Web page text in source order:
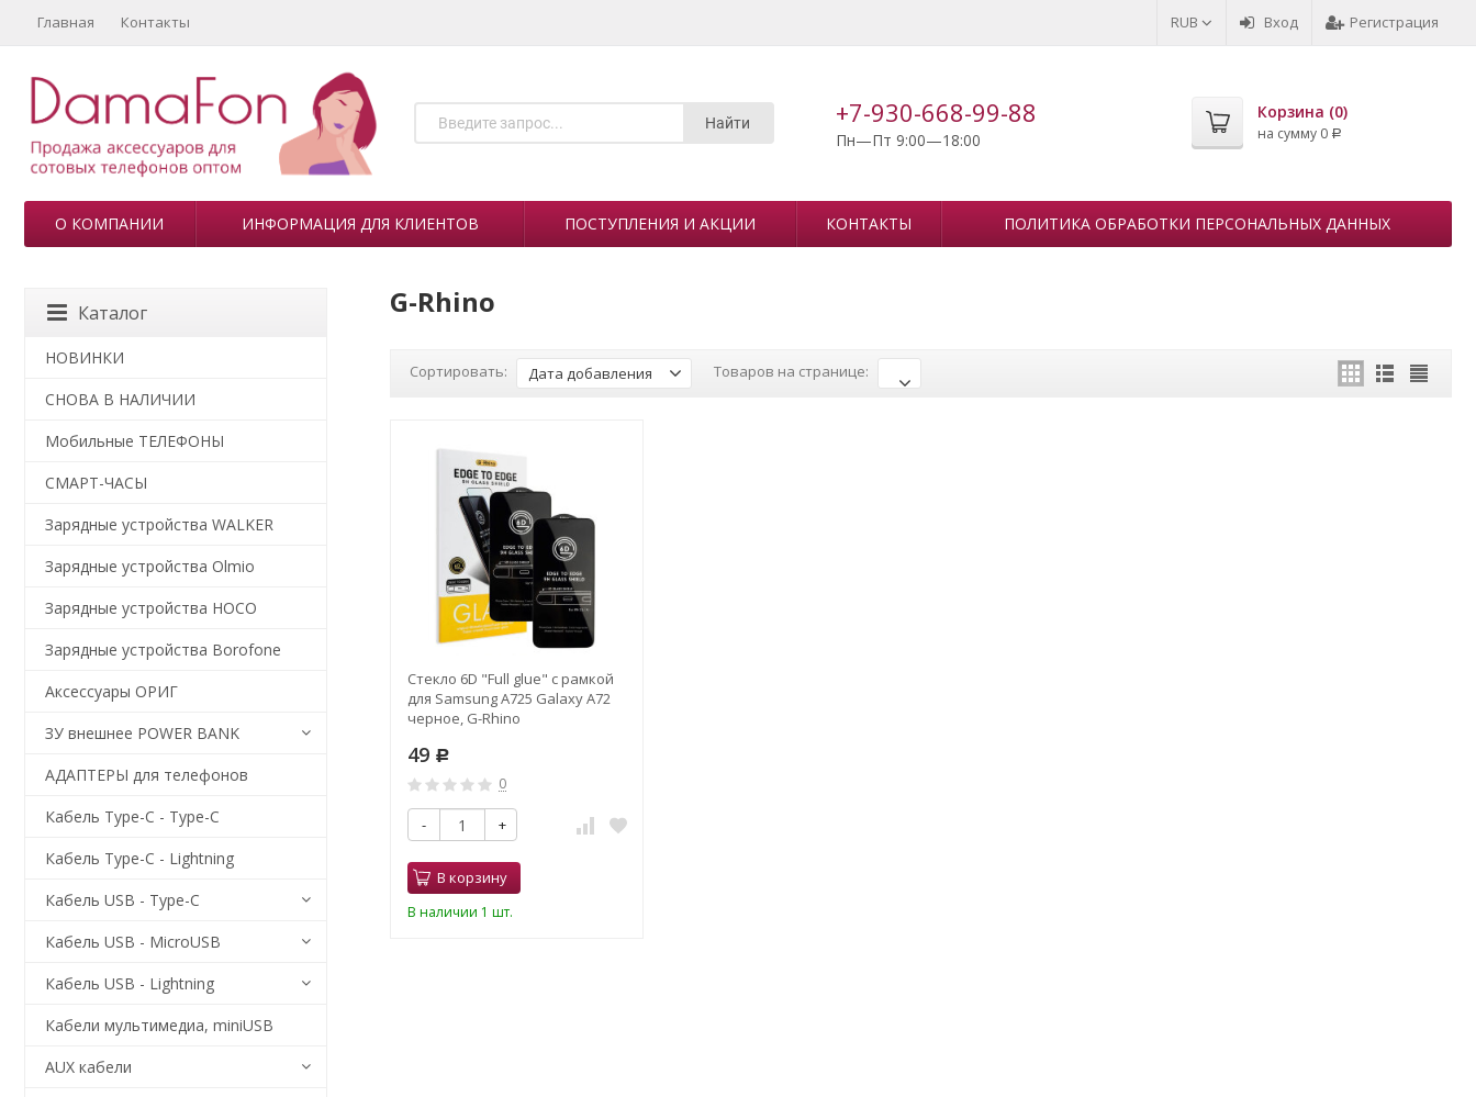
RUB Вход Регистрация
Главная Контакты
Найти +7-930-668-99-88
Пн—Пт 9:00—18:00
Корзина (0)
на сумму 0 Р
О КОМПАНИИ ИНФОРМАЦИЯ ДЛЯ КЛИЕНТОВ ПОСТУПЛЕНИЯ И АКЦИИ КОНТАКТЫ ПОЛИТИКА ОБРАБОТКИ ПЕРСОНАЛЬНЫХ ДАННЫХ
G-Rhino
Сортировать: Дата добавления Товаров на странице:
Стекло 6D "Full glue" с рамкой
для Samsung A725 Galaxy A72
черное, G-Rhino
49 Р
0
- +
В корзину
В наличии 1 шт.
Каталог
НОВИНКИ
СНОВА В НАЛИЧИИ
Мобильные ТЕЛЕФОНЫ
СМАРТ-ЧАСЫ
Зарядные устройства WALKER
Зарядные устройства Olmio
Зарядные устройства HOCO
Зарядные устройства Borofone
Аксессуары ОРИГ
ЗУ внешнее POWER BANK
АДАПТЕРЫ для телефонов
Кабель Type-C - Type-C
Кабель Type-C - Lightning
Кабель USB - Type-C
Кабель USB - MicroUSB
Кабель USB - Lightning
Кабели мультимедиа, miniUSB
AUX кабели